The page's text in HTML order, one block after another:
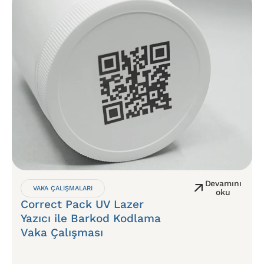
VAKA ÇALIŞMALARI
Correct Pack UV Lazer
Yazıcı ile Barkod Kodlama
Vaka Çalışması
Devamını
oku